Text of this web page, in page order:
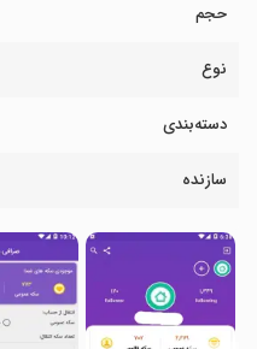
حجم
نوع
دسته‌بندی
سازنده